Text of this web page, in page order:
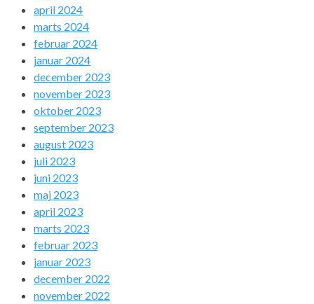
april 2024
marts 2024
februar 2024
januar 2024
december 2023
november 2023
oktober 2023
september 2023
august 2023
juli 2023
juni 2023
maj 2023
april 2023
marts 2023
februar 2023
januar 2023
december 2022
november 2022